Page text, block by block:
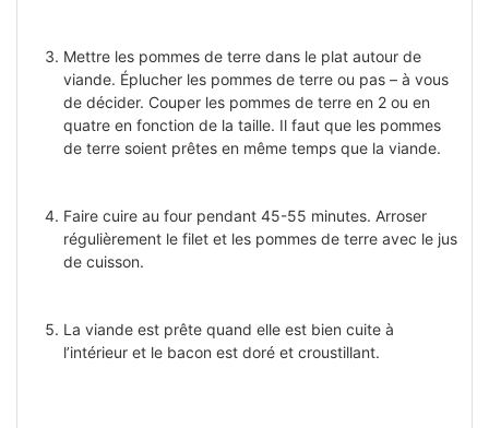
Mettre les pommes de terre dans le plat autour de
viande. Éplucher les pommes de terre ou pas – à vous
de décider. Couper les pommes de terre en 2 ou en
quatre en fonction de la taille. Il faut que les pommes
de terre soient prêtes en même temps que la viande.
Faire cuire au four pendant 45-55 minutes. Arroser
régulièrement le filet et les pommes de terre avec le jus
de cuisson.
La viande est prête quand elle est bien cuite à
l’intérieur et le bacon est doré et croustillant.